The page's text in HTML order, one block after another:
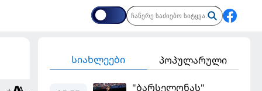
სიახლეები პოპულარული
"ბარსელონას"